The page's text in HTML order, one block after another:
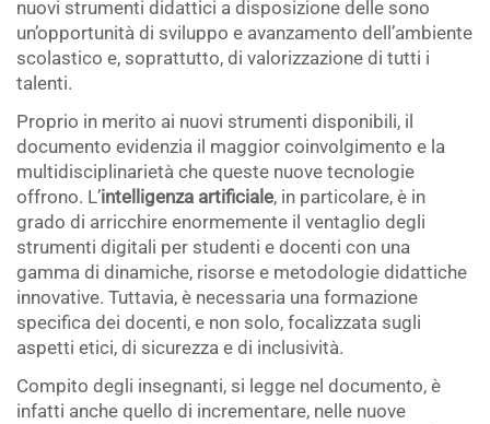
nuovi strumenti didattici a disposizione delle sono
un’opportunità di sviluppo e avanzamento dell’ambiente
scolastico e, soprattutto, di valorizzazione di tutti i
talenti.
Proprio in merito ai nuovi strumenti disponibili, il
documento evidenzia il maggior coinvolgimento e la
multidisciplinarietà che queste nuove tecnologie
offrono. L’intelligenza artificiale, in particolare, è in
grado di arricchire enormemente il ventaglio degli
strumenti digitali per studenti e docenti con una
gamma di dinamiche, risorse e metodologie didattiche
innovative. Tuttavia, è necessaria una formazione
specifica dei docenti, e non solo, focalizzata sugli
aspetti etici, di sicurezza e di inclusività.
Compito degli insegnanti, si legge nel documento, è
infatti anche quello di incrementare, nelle nuove